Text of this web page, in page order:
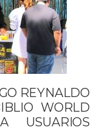
REYNALDO
WORLD
USUARIOS